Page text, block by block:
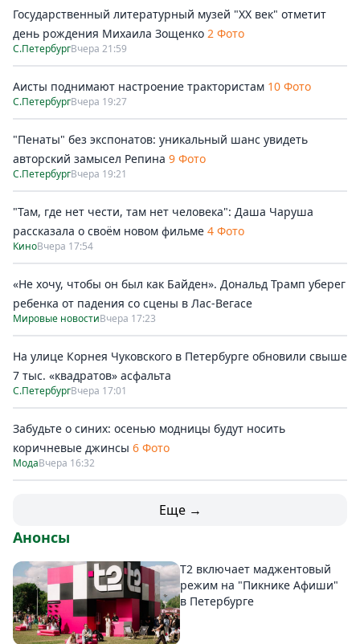
Государственный литературный музей "ХХ век" отметит
день рождения Михаила Зощенко 2 Фото
С.ПетербургВчера 21:59
Аисты поднимают настроение трактористам 10 Фото
С.ПетербургВчера 19:27
"Пенаты" без экспонатов: уникальный шанс увидеть
авторский замысел Репина 9 Фото
С.ПетербургВчера 19:21
"Там, где нет чести, там нет человека": Даша Чаруша
рассказала о своём новом фильме 4 Фото
КиноВчера 17:54
«Не хочу, чтобы он был как Байден». Дональд Трамп уберег
ребенка от падения со сцены в Лас-Вегасе
Мировые новостиВчера 17:23
На улице Корнея Чуковского в Петербурге обновили свыше
7 тыс. «квадратов» асфальта
С.ПетербургВчера 17:01
Забудьте о синих: осенью модницы будут носить
коричневые джинсы 6 Фото
МодаВчера 16:32
Еще →
Анонсы
Т2 включает маджентовый
режим на "Пикнике Афиши"
в Петербурге